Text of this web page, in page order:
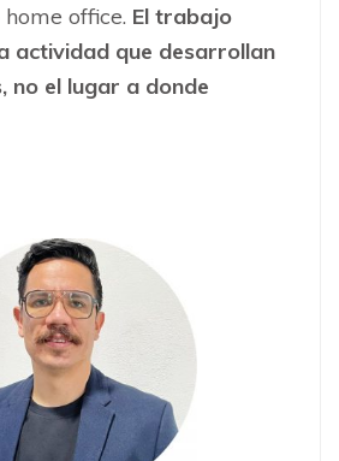
office. El trabajo
actividad que desarrollan
no el lugar a donde